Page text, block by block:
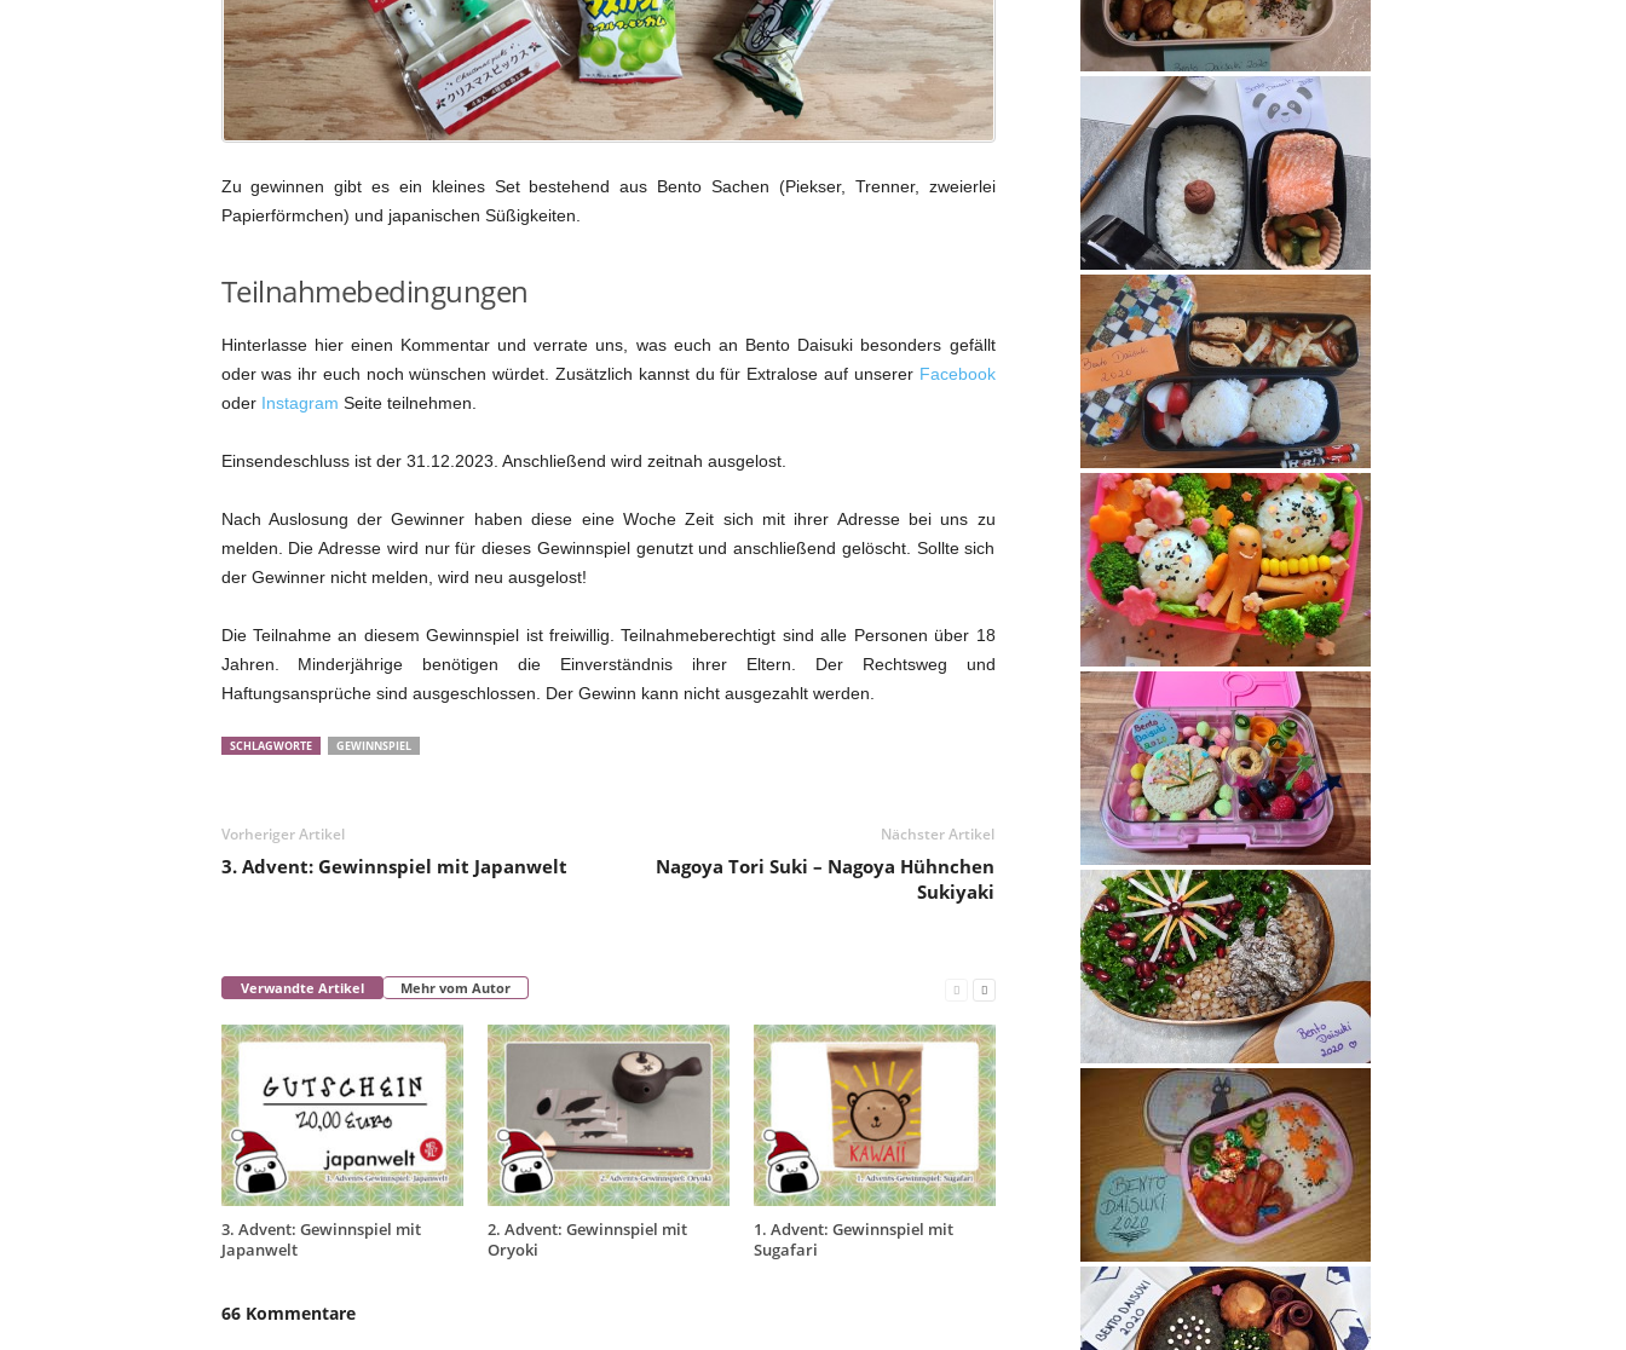
Zu gewinnen gibt es ein kleines Set bestehend aus Bento Sachen (Piekser, Trenner, zweierlei
Papierförmchen) und japanischen Süßigkeiten.
Teilnahmebedingungen
Hinterlasse hier einen Kommentar und verrate uns, was euch an Bento Daisuki besonders gefällt
oder was ihr euch noch wünschen würdet. Zusätzlich kannst du für Extralose auf unserer Facebook
oder Instagram Seite teilnehmen.
Einsendeschluss ist der 31.12.2023. Anschließend wird zeitnah ausgelost.
Nach Auslosung der Gewinner haben diese eine Woche Zeit sich mit ihrer Adresse bei uns zu
melden. Die Adresse wird nur für dieses Gewinnspiel genutzt und anschließend gelöscht. Sollte sich
der Gewinner nicht melden, wird neu ausgelost!
Die Teilnahme an diesem Gewinnspiel ist freiwillig. Teilnahmeberechtigt sind alle Personen über 18
Jahren. Minderjährige benötigen die Einverständnis ihrer Eltern. Der Rechtsweg und
Haftungsansprüche sind ausgeschlossen. Der Gewinn kann nicht ausgezahlt werden.
SCHLAGWORTE GEWINNSPIEL
Vorheriger Artikel
3. Advent: Gewinnspiel mit Japanwelt
Nächster Artikel
Nagoya Tori Suki – Nagoya Hühnchen
Sukiyaki
Verwandte Artikel Mehr vom Autor
3. Advent: Gewinnspiel mit
Japanwelt
2. Advent: Gewinnspiel mit
Oryoki
1. Advent: Gewinnspiel mit
Sugafari
66 Kommentare